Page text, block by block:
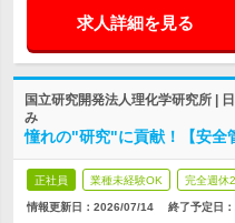
求人詳細を見る
国立研究開発法人理化学研究所 |
み
憧れの"研究"に貢献！【安全
正社員 業種未経験OK 完全週休
情報更新日：2026/07/14 終了予定日：